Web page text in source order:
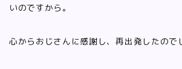
いのですから。
心からおじさんに感謝し、再出発したので